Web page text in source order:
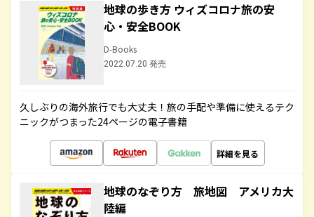
地球の歩き方 ウィズコロナ旅の安
心・安全BOOK
D-Books
2022.07.20 発売
久しぶりの海外旅行でも大丈夫！旅の手配や準備に使えるテク
ニックがつまった24ページの電子書籍
詳細を見る
地球のなぞり方 旅地図 アメリカ大
陸編